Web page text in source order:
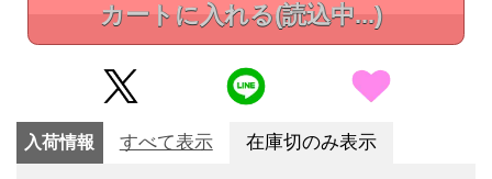
カートに入れる(読込中...)
入荷情報 すべて表示 在庫切のみ表示